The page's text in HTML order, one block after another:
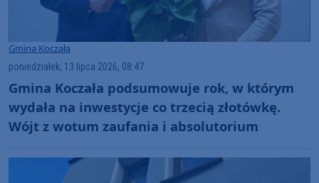
Gmina Koczała
poniedziałek, 13 lipca 2026, 08:47
Gmina Koczała podsumowuje rok, w którym
wydała na inwestycje co trzecią złotówkę.
Wójt z wotum zaufania i absolutorium